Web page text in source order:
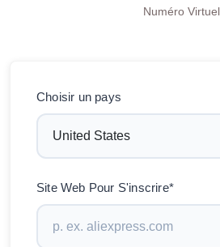
Numéro Virtuel
Choisir un pays
Site Web Pour S'inscrire*